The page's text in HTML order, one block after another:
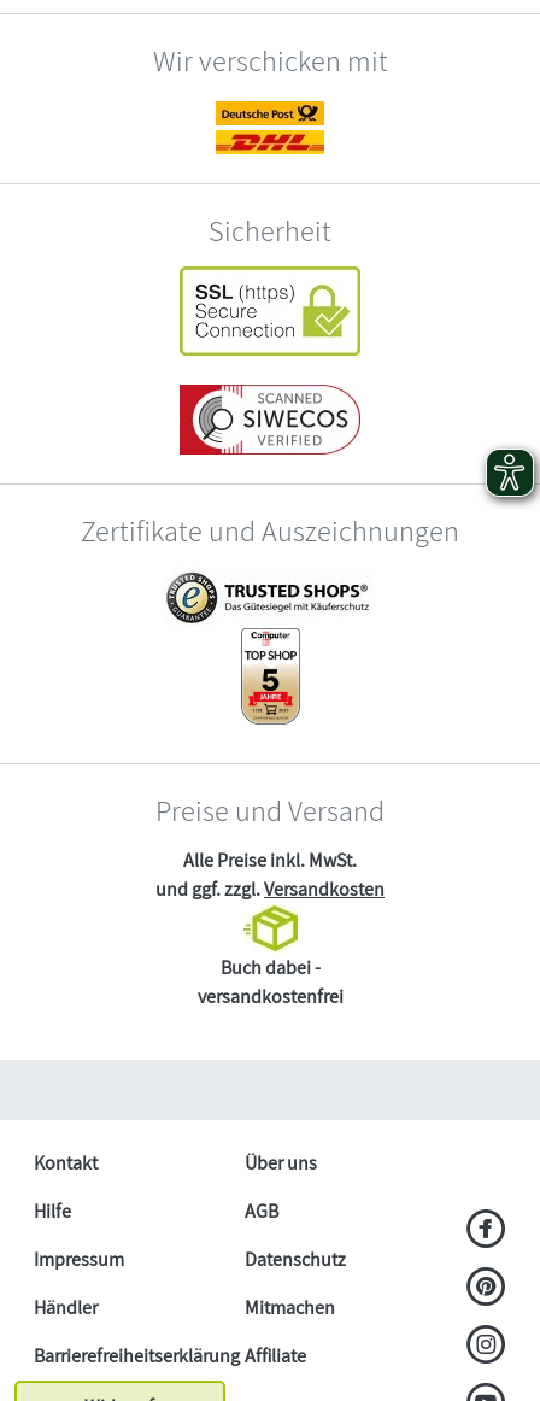
Wir verschicken mit
Sicherheit
Zertifikate und Auszeichnungen
Preise und Versand
Alle Preise inkl. MwSt.
und ggf. zzgl.Versandkosten
Buch dabei -
versandkostenfrei
Kontakt
Über uns
Hilfe
AGB
Impressum
Datenschutz
Händler
Mitmachen
BarrierefreiheitserklärungAffiliate